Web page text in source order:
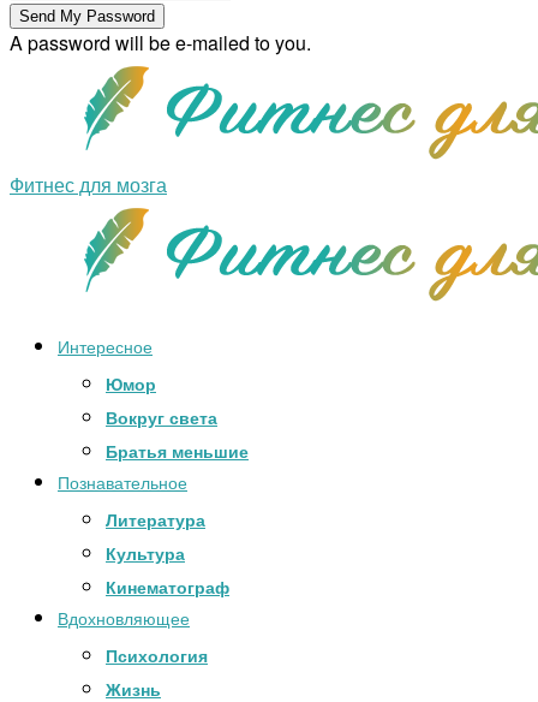
A password will be e-mailed to you.
Фитнес для мозга
Интересное
Юмор
Вокруг света
Братья меньшие
Познавательное
Литература
Культура
Кинематограф
Вдохновляющее
Психология
Жизнь